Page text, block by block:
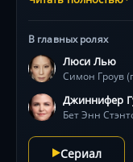
и Кирби Хауэлл-
о том, как
В главных ролях
Люси Лью
Симон Гроув
Джиннифер
Бет Энн
Сериал